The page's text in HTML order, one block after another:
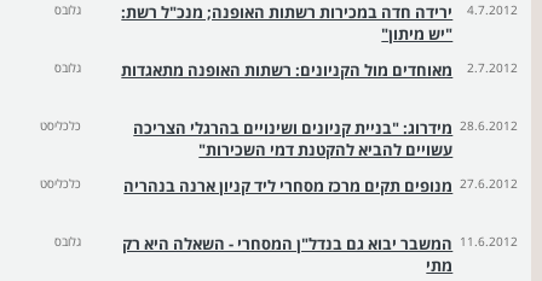
4.7.2012
ירידה חדה במכירות רשתות האופנה; מנכ"ל רשת:
"יש מיתון"
גלובס
2.7.2012 מאוחדים מול הקניונים: רשתות האופנה מתאגדות גלובס
28.6.2012 מידרוג: "בניית קניונים ושינויים בהרגלי הצריכה
עשויים להביא להקטנת דמי השכירות"
כלכליסט
27.6.2012 מנופים תקים מרכז מסחרי ליד קניון ארנה בנהריה כלכליסט
11.6.2012 המשבר יבוא גם בנדל"ן המסחרי - השאלה היא רק
מתי
גלובס